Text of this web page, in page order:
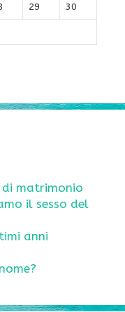
29 30
matrimonio
il sesso del
anni